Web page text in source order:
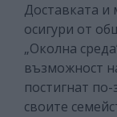
Доставката
осигури от
„Околна
възможност
постигнат
своите